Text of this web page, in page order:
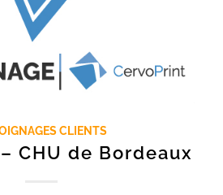
CLIENTS
CHU de Bordeaux